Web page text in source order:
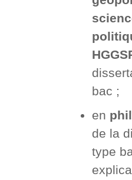
bac ;
en
de la
type